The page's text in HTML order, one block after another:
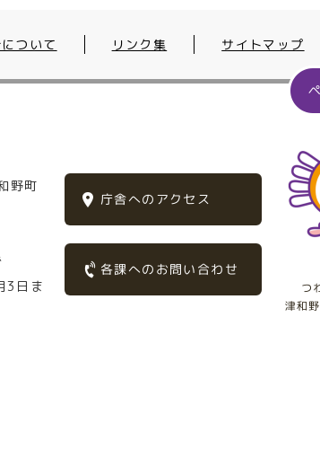
ついて リンク集 サイトマップ
野町
3日ま
庁舎へのアクセス
各課へのお問い合わせ